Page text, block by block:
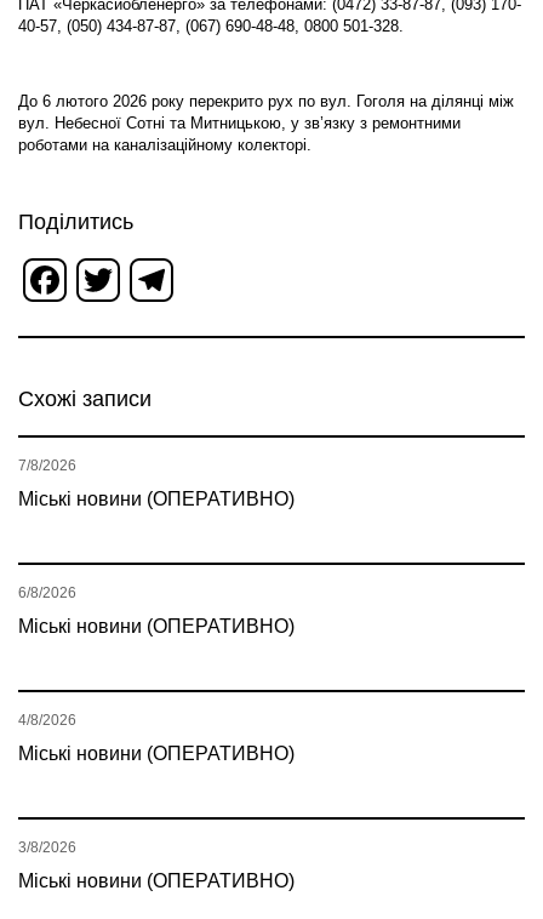
ПАТ «Черкасиобленерго» за телефонами: (0472) 33-87-87, (093) 170-
40-57, (050) 434-87-87, (067) 690-48-48, 0800 501-328.
До 6 лютого 2026 року перекрито рух по вул. Гоголя на ділянці між
вул. Небесної Сотні та Митницькою, у зв’язку з ремонтними
роботами на каналізаційному колекторі.
Поділитись
Facebook
Twitter
Схожі записи
Міські новини (ОПЕРАТИВНО)
7/8/2026
Міські новини (ОПЕРАТИВНО)
6/8/2026
Міські новини (ОПЕРАТИВНО)
4/8/2026
Міські новини (ОПЕРАТИВНО)
3/8/2026